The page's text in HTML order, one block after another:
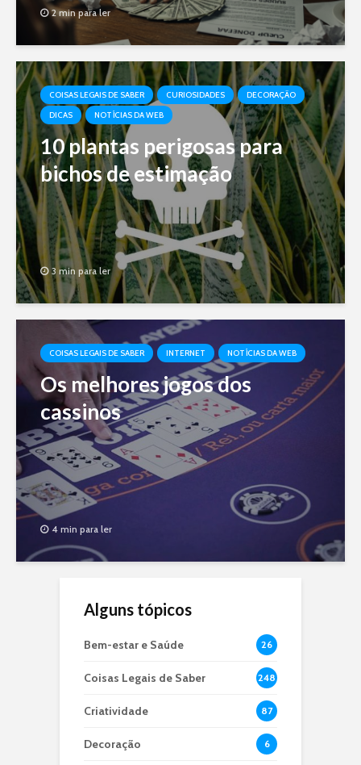
2 min para ler
COISAS LEGAIS DE SABER CURIOSIDADES
DECORAÇÃO
DICAS
NOTÍCIAS DA WEB
10 plantas perigosas para
bichos de estimação
3 min para ler
COISAS LEGAIS DE SABER INTERNET NOTÍCIAS DA WEB
Os melhores jogos dos
cassinos
4 min para ler
Alguns tópicos
Bem-estar e Saúde 26
Coisas Legais de Saber 248
Criatividade 87
Decoração 6